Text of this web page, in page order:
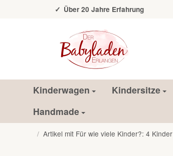
Über 20 Jahre Erfahrung
Kinderwagen Kindersitze
Handmade
/ Artikel mit Für wie viele Kinder?: 4 Kinder